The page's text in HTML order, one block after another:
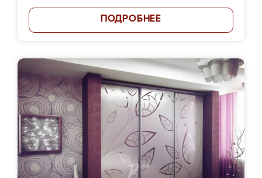
ПОДРОБНЕЕ